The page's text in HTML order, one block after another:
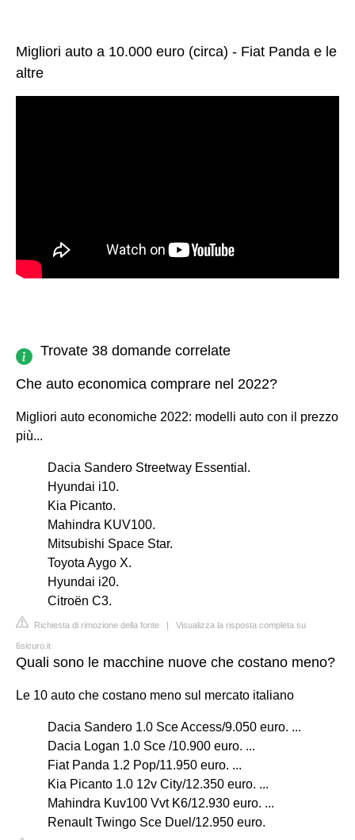
Migliori auto a 10.000 euro (circa) - Fiat Panda e le
altre
Trovate 38 domande correlate
Che auto economica comprare nel 2022?
Migliori auto economiche 2022: modelli auto con il prezzo
più...
Dacia Sandero Streetway Essential.
Hyundai i10.
Kia Picanto.
Mahindra KUV100.
Mitsubishi Space Star.
Toyota Aygo X.
Hyundai i20.
Citroën C3.
Richiesta di rimozione della fonte | Visualizza la risposta completa su
6sicuro.it
Quali sono le macchine nuove che costano meno?
Le 10 auto che costano meno sul mercato italiano
Dacia Sandero 1.0 Sce Access/9.050 euro. ...
Dacia Logan 1.0 Sce /10.900 euro. ...
Fiat Panda 1.2 Pop/11.950 euro. ...
Kia Picanto 1.0 12v City/12.350 euro. ...
Mahindra Kuv100 Vvt K6/12.930 euro. ...
Renault Twingo Sce Duel/12.950 euro.